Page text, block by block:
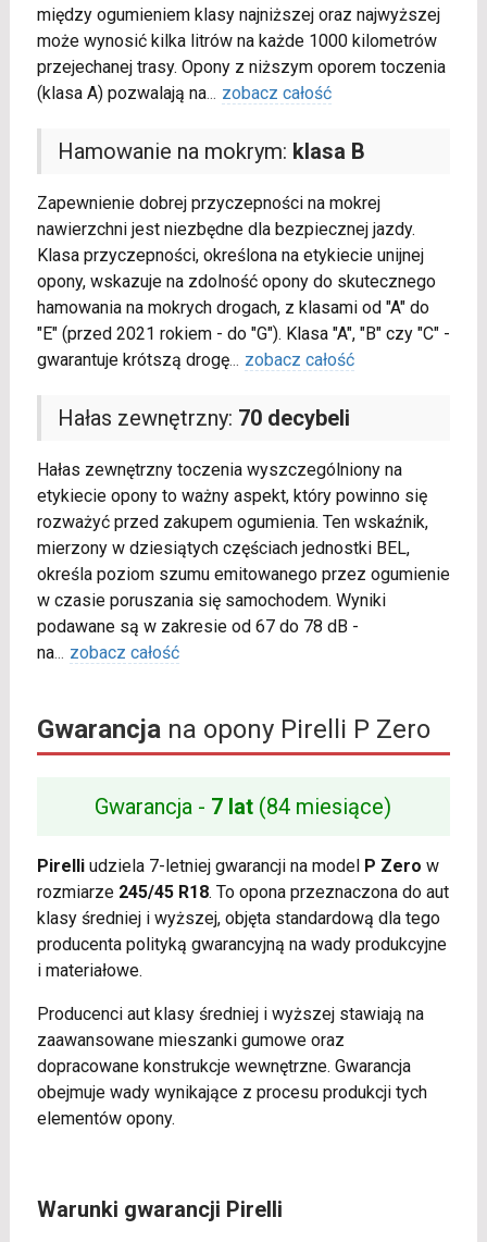
między ogumieniem klasy najniższej oraz najwyższej
może wynosić kilka litrów na każde 1000 kilometrów
przejechanej trasy. Opony z niższym oporem toczenia
(klasa A) pozwalają na... zobacz całość
Hamowanie na mokrym: klasa B
Zapewnienie dobrej przyczepności na mokrej
nawierzchni jest niezbędne dla bezpiecznej jazdy.
Klasa przyczepności, określona na etykiecie unijnej
opony, wskazuje na zdolność opony do skutecznego
hamowania na mokrych drogach, z klasami od "A" do
"E" (przed 2021 rokiem - do "G"). Klasa "A", "B" czy "C" -
gwarantuje krótszą drogę... zobacz całość
Hałas zewnętrzny: 70 decybeli
Hałas zewnętrzny toczenia wyszczególniony na
etykiecie opony to ważny aspekt, który powinno się
rozważyć przed zakupem ogumienia. Ten wskaźnik,
mierzony w dziesiątych częściach jednostki BEL,
określa poziom szumu emitowanego przez ogumienie
w czasie poruszania się samochodem. Wyniki
podawane są w zakresie od 67 do 78 dB -
na... zobacz całość
Gwarancjana opony Pirelli P Zero
Gwarancja - 7 lat (84 miesiące)
Pirelliudziela 7-letniej gwarancji na model P Zero w
rozmiarze 245/45 R18. To opona przeznaczona do aut
klasy średniej i wyższej, objęta standardową dla tego
producenta polityką gwarancyjną na wady produkcyjne
i materiałowe.
Producenci aut klasy średniej i wyższej stawiają na
zaawansowane mieszanki gumowe oraz
dopracowane konstrukcje wewnętrzne. Gwarancja
obejmuje wady wynikające z procesu produkcji tych
elementów opony.
Warunki gwarancji Pirelli